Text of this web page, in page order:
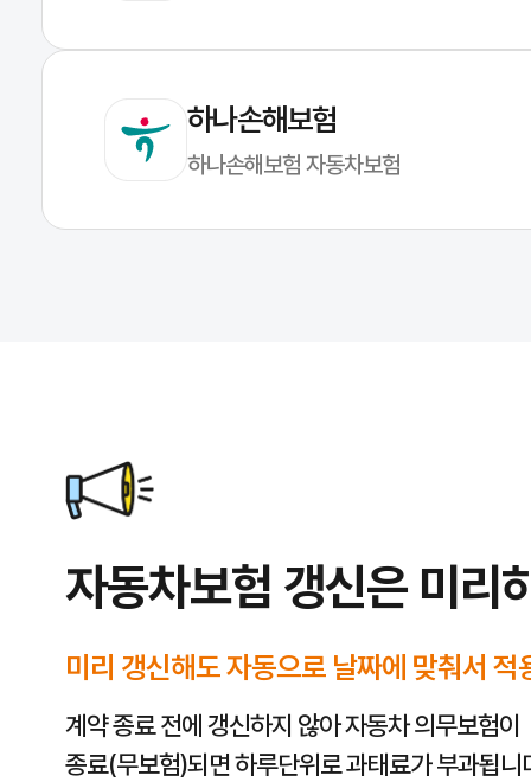
하나손해보험
하나손해보험 자동차보험
자동차보험 갱신은 미리
미리 갱신해도 자동으로 날짜에 맞춰서 적
계약 종료 전에 갱신하지 않아 자동차 의무보험이
종료(무보험)되면 하루단위로 과태료가 부과됩니